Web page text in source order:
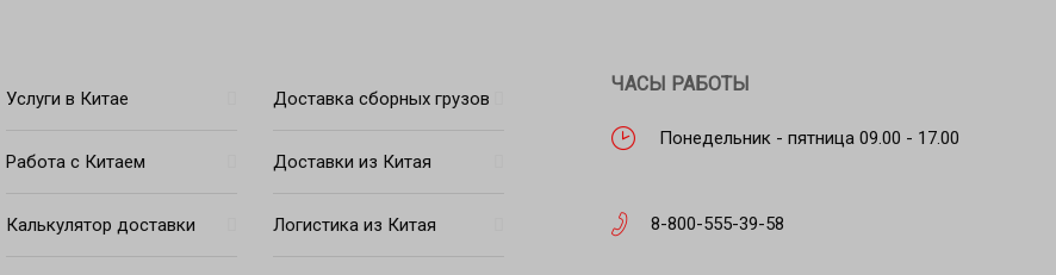
Услуги в Китае
Работа с Китаем
Калькулятор доставки
Доставка сборных грузов
Доставки из Китая
Логистика из Китая
ЧАСЫ РАБОТЫ
Понедельник - пятница 09.00 - 17.00
8-800-555-39-58